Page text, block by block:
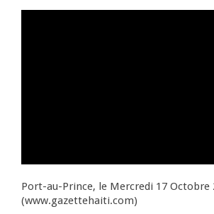
Port-au-Prince, le Mercredi 17 Octobre
(www.gazettehaiti.com)